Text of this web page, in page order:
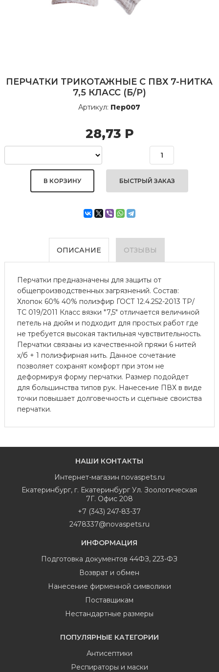
ПЕРЧАТКИ ТРИКОТАЖНЫЕ С ПВХ 7-НИТКА
7,5 КЛАСС (Б/Р)
Артикул: Пер007
28,73 Р
БЫСТРЫЙ ЗАКАЗ
ОПИСАНИЕ ОТЗЫВЫ
Перчатки предназначены для защиты от
общепроизводственных загрязнений. Состав:
Хлопок 60% 40% полиэфир ГОСТ 12.4.252-2013 ТР/
ТС 019/2011 Класс вязки "7,5" отличается величиной
петель на дюйм и подходит для простых работ где
не требуется высокая тактильная чувствительность.
Перчатки связаны из качественной пряжи 6 нитей
х/б + 1 полиэфирная нить. Данное сочетание
позволяет сохранят комфорт при этом не
деформируя форму перчатки. Размер подойдет
для большинства типов рук. Нанесение ПВХ в виде
точки повышает долговечность и сцепные своиства
перчатки.
НАШИ КОНТАКТЫ
Интернет-магазин novaspets.ru
Екатеринбург, г. Екатеринбург Ул. Зоологическая
7Г. Офис 208
+7 (343) 247-83-37
2478337@novaspets.ru
ИНФОРМАЦИЯ
Подготовка документов 44ФЗ, 223-ФЗ
Возврат и обмен
Нанесение фирменной символики
Поставщикам
Нестандартные размеры
ПОПУЛЯРНЫЕ КАТЕГОРИИ
Антисептики
Респираторы и маски